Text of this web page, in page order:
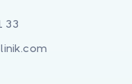
33